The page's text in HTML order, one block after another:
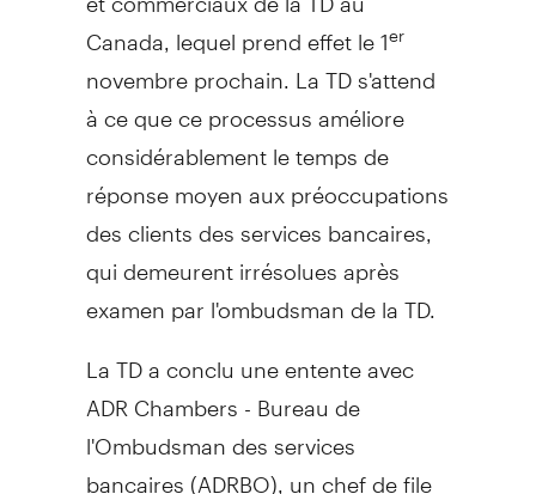
Canada, lequel prend effet le 1er
novembre prochain. La TD s'attend
à ce que ce processus améliore
considérablement le temps de
réponse moyen aux préoccupations
des clients des services bancaires,
qui demeurent irrésolues après
examen par l'ombudsman de la TD.
La TD a conclu une entente avec
ADR Chambers - Bureau de
l'Ombudsman des services
bancaires (ADRBO), un chef de file